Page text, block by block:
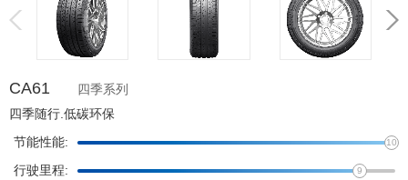
CA61
四季系列
四季随行.低碳环保
节能性能:
10
行驶里程: 9